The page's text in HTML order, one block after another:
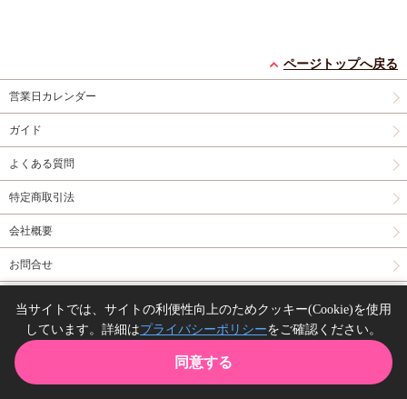
ページトップへ戻る
営業日カレンダー
ガイド
よくある質問
特定商取引法
会社概要
お問合せ
Copyright(C) comicomi studio. All right reserved.
当サイトでは、サイトの利便性向上のためクッキー(Cookie)を使用
しています。詳細はプライバシーポリシーをご確認ください。
同意する